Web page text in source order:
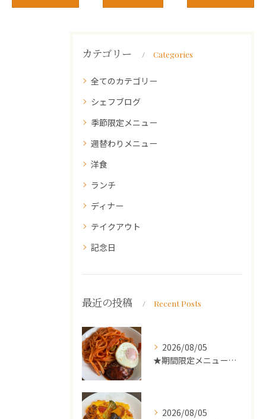
カテゴリー Categories
全てのカテゴリー
シェフブログ
季節限定メニュー
週替わりメニュー
洋食
ランチ
ディナー
テイクアウト
記念日
最近の投稿 Recent Posts
2026/08/05
★期間限定メニューのご案内★
2026/08/05